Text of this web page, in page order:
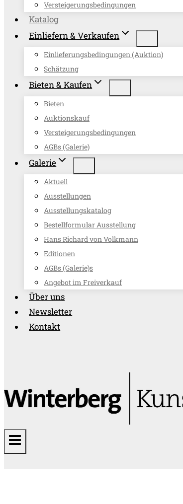
Versteigerungsbedingungen
Katalog
Einliefern & Verkaufen
Einlieferungsbedingungen (Auktion)
Schätzung
Bieten & Kaufen
Bieten
Auktionskauf
Versteigerungsbedingungen
AGBs (Galerie)
Galerie
Aktuell
Ausstellungen
Ausstellungskatalog
Bestellformular Ausstellung
Hans Richard von Volkmann
Editionen
AGBs (Galerie)s
Angebot im Freiverkauf
Über uns
Newsletter
Kontakt